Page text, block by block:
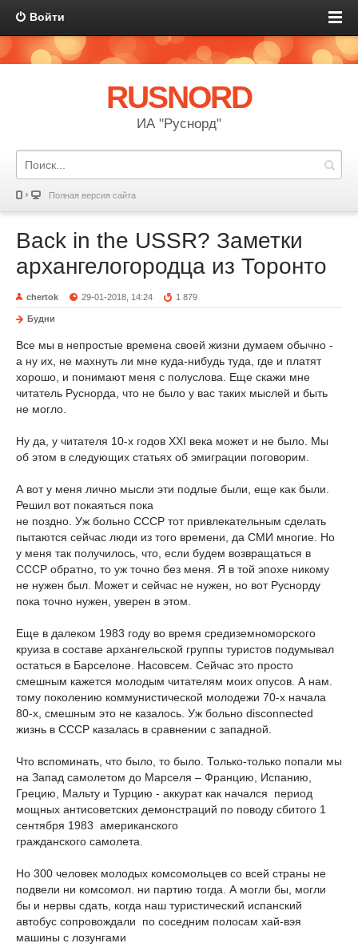
Войти
RUSNORD
ИА "Руснорд"
Полная версия сайта
Back in the USSR? Заметки
архангелогородца из Торонто
chertok 29-01-2018, 14:24 1 879
Будни
Все мы в непростые времена своей жизни думаем обычно -
а ну их, не махнуть ли мне куда-нибудь туда, где и платят
хорошо, и понимают меня с полуслова. Еще скажи мне
читатель Руснорда, что не было у вас таких мыслей и быть
не могло.
Ну да, у читателя 10-х годов XXI века может и не было. Мы
об этом в следующих статьях об эмиграции поговорим.
А вот у меня лично мысли эти подлые были, еще как были.
Решил вот покаяться пока
не поздно. Уж больно СССР тот привлекательным сделать
пытаются сейчас люди из того времени, да СМИ многие. Но
у меня так получилось, что, если будем возвращаться в
СССР обратно, то уж точно без меня. Я в той эпохе никому
не нужен был. Может и сейчас не нужен, но вот Руснорду
пока точно нужен, уверен в этом.
Еще в далеком 1983 году во время средиземноморского
круиза в составе архангельской группы туристов подумывал
остаться в Барселоне. Насовсем. Сейчас это просто
смешным кажется молодым читателям моих опусов. А нам.
тому поколению коммунистической молодежи 70-х начала
80-х, смешным это не казалось. Уж больно disconnected
жизнь в СССР казалась в сравнении с западной.
Что вспоминать, что было, то было. Только-только попали мы
на Запад самолетом до Марселя – Францию, Испанию,
Грецию, Мальту и Турцию - аккурат как начался период
мощных антисоветских демонстраций по поводу сбитого 1
сентября 1983 американского
гражданского самолета.
Но 300 человек молодых комсомольцев со всей страны не
подвели ни комсомол. ни партию тогда. А могли бы, могли
бы и нервы сдать, когда наш туристический испанский
автобус сопровождали по соседним полосам хай-вэя
машины с лозунгами